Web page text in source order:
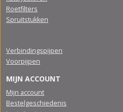
Roetfilters
Spruitstukken
Verbindingspijpen
Voorpijpen
MIJN ACCOUNT
Mijn account
Bestelgeschiedenis